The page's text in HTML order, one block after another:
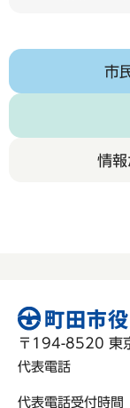
市
情
〒194-8520 東
代表電話
代表電話受付時間